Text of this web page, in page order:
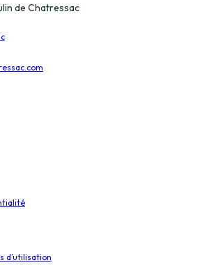
de Chatressac
d’utilisation